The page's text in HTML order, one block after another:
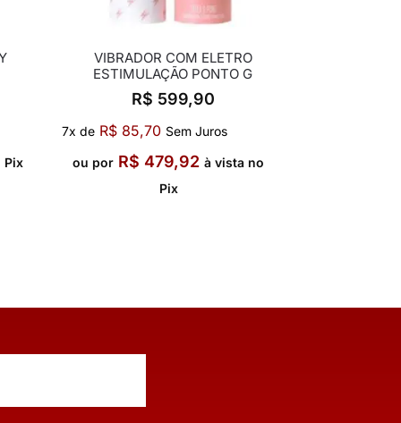
Pix
VIBRADOR COM ELETRO
ESTIMULAÇÃO PONTO G
R$ 599,90
7x de R$ 85,70 Sem Juros
ou por R$ 479,92 à vista no
Pix